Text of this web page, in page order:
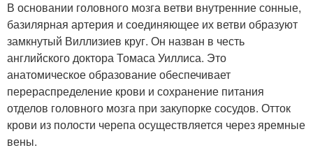
В основании головного мозга ветви внутренние сонные,
базилярная артерия и соединяющее их ветви образуют
замкнутый Виллизиев круг. Он назван в честь
английского доктора Томаса Уиллиса. Это
анатомическое образование обеспечивает
перераспределение крови и сохранение питания
отделов головного мозга при закупорке сосудов. Отток
крови из полости черепа осуществляется через яремные
вены.